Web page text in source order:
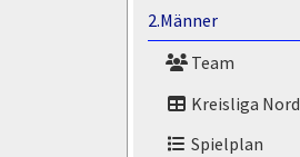
2.Männer
Team
Kreisliga Nord
Spielplan